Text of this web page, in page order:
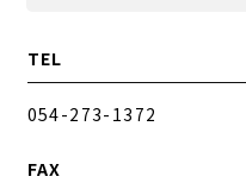
TEL
054-273-1372
FAX